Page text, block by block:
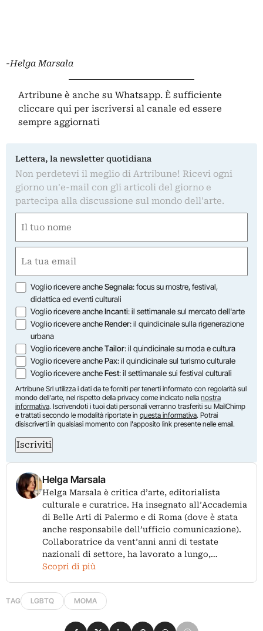
-Helga Marsala
Artribune è anche su Whatsapp. È sufficiente
cliccare qui per iscriversi al canale ed essere
sempre aggiornati
Lettera, la newsletter quotidiana
Non perdetevi il meglio di Artribune! Ricevi ogni
giorno un'e-mail con gli articoli del giorno e
partecipa alla discussione sul mondo dell'arte.
(Obbligatorio)
Nome
(Obbligatorio)
Opzioni
Voglio ricevere ancheSegnala: focus su mostre, festival,
didattica ed eventi culturali
Voglio ricevere ancheIncanti: il settimanale sul mercato dell'arte
Voglio ricevere ancheRender: il quindicinale sulla rigenerazione
urbana
Voglio ricevere ancheTailor: il quindicinale su moda e cultura
Voglio ricevere anchePax: il quindicinale sul turismo culturale
Voglio ricevere ancheFest: il settimanale sui festival culturali
Artribune Srl utilizza i dati da te forniti per tenerti informato con regolarità sul
mondo dell'arte, nel rispetto della privacy come indicato nella nostra
informativa. Iscrivendoti i tuoi dati personali verranno trasferiti su MailChimp
e trattati secondo le modalità riportate in questa informativa. Potrai
disiscriverti in qualsiasi momento con l'apposito link presente nelle email.
Iscriviti
Helga Marsala
Helga Marsala è critica d’arte, editorialista
culturale e curatrice. Ha insegnato all’Accademia
di Belle Arti di Palermo e di Roma (dove è stata
anche responsabile dell’ufficio comunicazione).
Collaboratrice da vent’anni anni di testate
nazionali di settore, ha lavorato a lungo,…
Scopri di più
TAG LGBTQ MOMA
Condividi su Facebook
Condividi su X
Condividi su LinkedIn
Condividi su Pinterest
Condividi su WhatsApp
Condividi su Email